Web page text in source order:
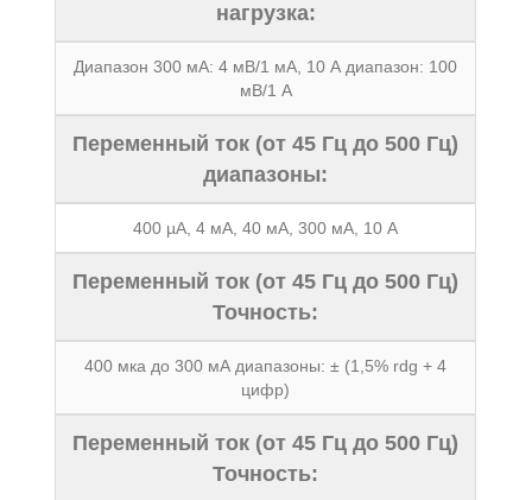
нагрузка:
Диапазон 300 мА: 4 мВ/1 мА, 10 А диапазон: 100
мВ/1 А
Переменный ток (от 45 Гц до 500 Гц)
диапазоны:
400 µA, 4 мА, 40 мА, 300 мА, 10 А
Переменный ток (от 45 Гц до 500 Гц)
Точность:
400 мка до 300 мА диапазоны: ± (1,5% rdg + 4
цифр)
Переменный ток (от 45 Гц до 500 Гц)
Точность: